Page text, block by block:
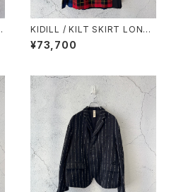
KIDILL / KILT SKIRT LONG /
TARTAN MIX
¥73,700